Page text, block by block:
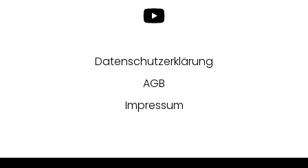
Datenschutzerklärung
AGB
Impressum